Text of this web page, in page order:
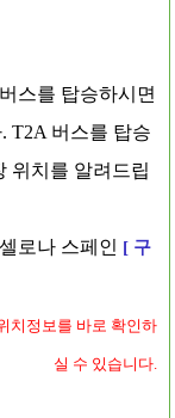
스를 탑승하시면
T2A 버스를 탑승
위치를 알려드립
로나 스페인 [ 구
치정보를 바로 확인하
실 수 있습니다.